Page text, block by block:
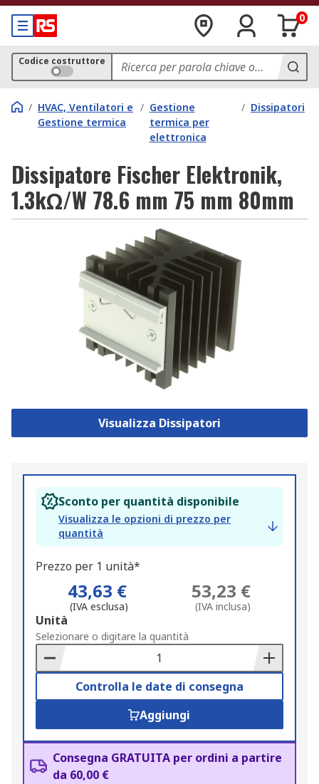
0
Codice costruttore
/ HVAC, Ventilatori e
Gestione termica
/ Gestione
termica per
elettronica
/ Dissipatori
Dissipatore Fischer Elektronik,
1.3kΩ/W 78.6 mm 75 mm 80mm
Visualizza Dissipatori
Sconto per quantità disponibile
Visualizza le opzioni di prezzo per
quantità
Prezzo per 1 unità*
43,63 €
(IVA esclusa)
53,23 €
(IVA inclusa)
Add
to
Basket
Unità
Selezionare o digitare la quantità
Controlla le date di consegna
Aggiungi
Consegna GRATUITA per ordini a partire
da 60,00 €